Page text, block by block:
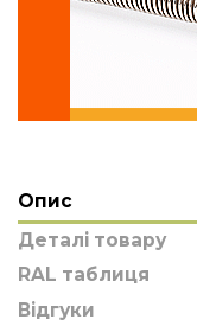
Опис
Деталі товару
RAL таблиця
Відгуки